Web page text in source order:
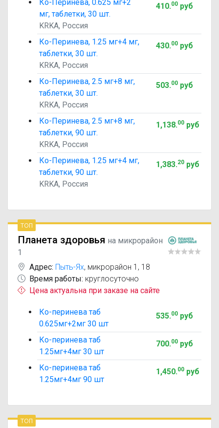
Ко-Перинева, 0.625 мг+2
мг, таблетки, 30 шт.
KRKA, Россия
410.00руб
Ко-Перинева, 1.25 мг+4 мг,
таблетки, 30 шт.
KRKA, Россия
430.00руб
Ко-Перинева, 2.5 мг+8 мг,
таблетки, 30 шт.
KRKA, Россия
503.00руб
Ко-Перинева, 2.5 мг+8 мг,
таблетки, 90 шт.
KRKA, Россия
1,138.00руб
Ко-Перинева, 1.25 мг+4 мг,
таблетки, 90 шт.
KRKA, Россия
1,383.20руб
топ
Планета здоровья на микрорайон
1
Адрес: Пыть-Ях, микрорайон 1, 18
Время работы: круглосуточно
Цена актуальна при заказе на сайте
Ко-перинева таб
0.625мг+2мг 30 шт
535.00руб
Ко-перинева таб
1.25мг+4мг 30 шт
700.00руб
Ко-перинева таб
1.25мг+4мг 90 шт
1,450.00руб
топ